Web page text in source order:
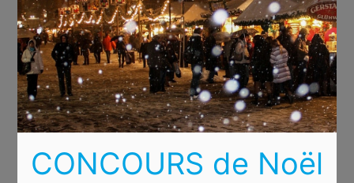
CONCOURS de Noël